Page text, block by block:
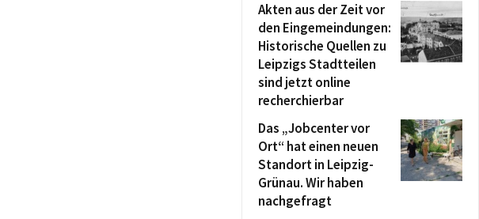
Akten aus der Zeit vor
den Eingemeindungen:
Historische Quellen zu
Leipzigs Stadtteilen
sind jetzt online
recherchierbar
Das „Jobcenter vor
Ort“ hat einen neuen
Standort in Leipzig-
Grünau. Wir haben
nachgefragt